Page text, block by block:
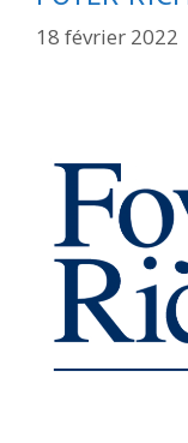
18 février 2022